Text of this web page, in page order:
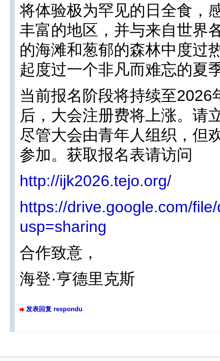
将体验极为罕见的日全食，
丰富的地区，并与来自世界
的海滩和葱郁的森林中度过
起度过一个非凡而难忘的夏
当前报名阶段将持续至
后，大会注册费将上涨。请
尽管大会由青年人组织，但
参加。获取报名表请访问
http://ijk2026.tejo.org/
https://drive.google.com/
usp=sharing
合作致意，
海登·亨德里克斯
发表回复 respondu